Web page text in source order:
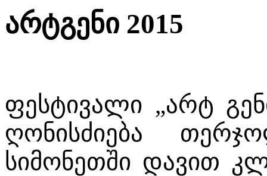
არტგენი 2015
ფესტივალი „არტ
ღონისძიება
სიმონეთში დავით